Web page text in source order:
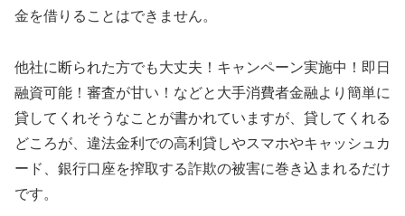
金を借りることはできません。
他社に断られた方でも大丈夫！キャンペーン実施中！即日
融資可能！審査が甘い！などと大手消費者金融より簡単に
貸してくれそうなことが書かれていますが、貸してくれる
どころが、違法金利での高利貸しやスマホやキャッシュカ
ード、銀行口座を搾取する詐欺の被害に巻き込まれるだけ
です。